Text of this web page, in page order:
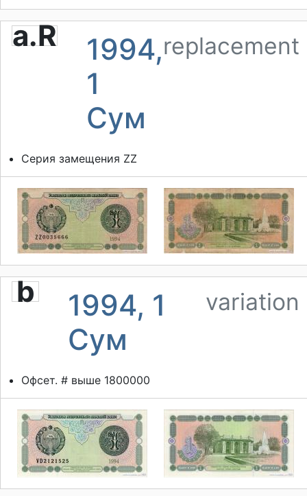
a.R
1994,
1
Сум
replacement
Серия замещения ZZ
b
1994, 1
Сум
variation
Офсет. # выше 1800000